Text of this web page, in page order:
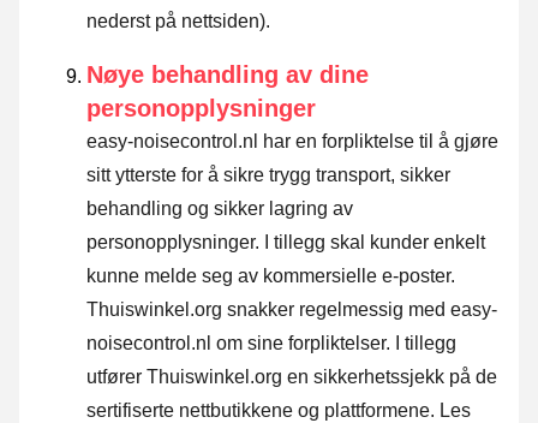
nederst på nettsiden).
Nøye behandling av dine
personopplysninger
easy-noisecontrol.nl har en forpliktelse til å gjøre
sitt ytterste for å sikre trygg transport, sikker
behandling og sikker lagring av
personopplysninger. I tillegg skal kunder enkelt
kunne melde seg av kommersielle e-poster.
Thuiswinkel.org snakker regelmessig med easy-
noisecontrol.nl om sine forpliktelser. I tillegg
utfører Thuiswinkel.org en sikkerhetssjekk på de
sertifiserte nettbutikkene og plattformene. Les